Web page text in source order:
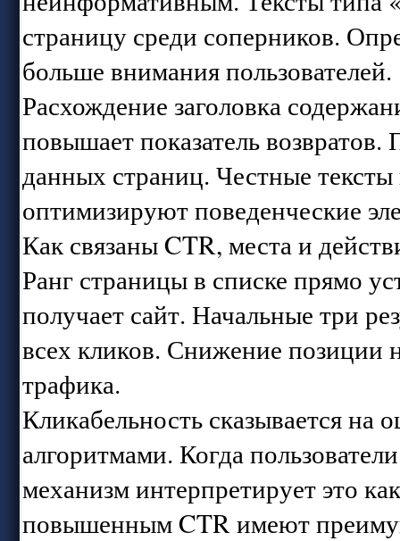
страницу среди соперников.
больше внимания пользователей.
Расхождение заголовка
повышает показатель
данных страниц. Честные
оптимизируют поведенческие
Как связаны CTR, места и
Ранг страницы в списке прямо
получает сайт. Начальные три
всех кликов. Снижение позиции
трафика.
Кликабельность сказывается на
алгоритмами. Когда
механизм интерпретирует это
повышенным CTR имеют